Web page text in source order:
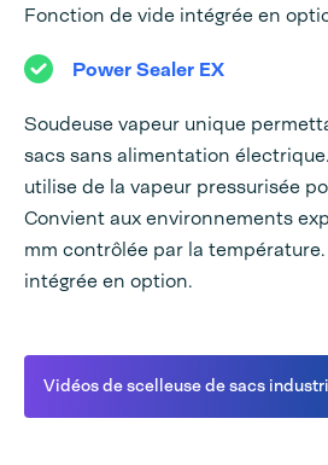
Fonction de vide intégrée en
Power Sealer EX
Soudeuse vapeur unique
sacs sans alimentation
utilise de la vapeur pressurisée
Convient aux environnements
mm contrôlée par la
intégrée en option.
Vidéos de scelleuse de sacs